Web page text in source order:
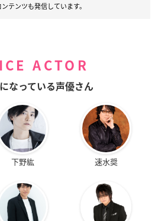
テンツも発信しています。
ACTOR
なっている声優さん
下野紘 速水奨